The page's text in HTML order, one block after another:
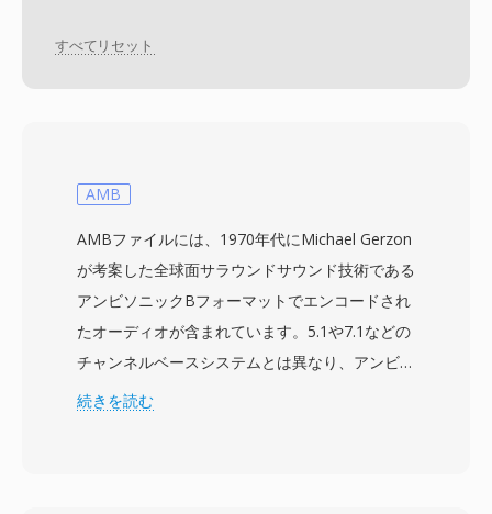
すべてリセット
AMB
AMBファイルには、1970年代にMichael Gerzon
が考案した全球面サラウンドサウンド技術である
アンビソニックBフォーマットでエンコードされ
たオーディオが含まれています。5.1や7.1などの
チャンネルベースシステムとは異なり、アンビソ
ニクスは球面調和関数を使用して完全な3次元音
続きを読む